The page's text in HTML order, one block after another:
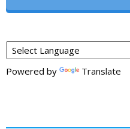
Powered by Translate